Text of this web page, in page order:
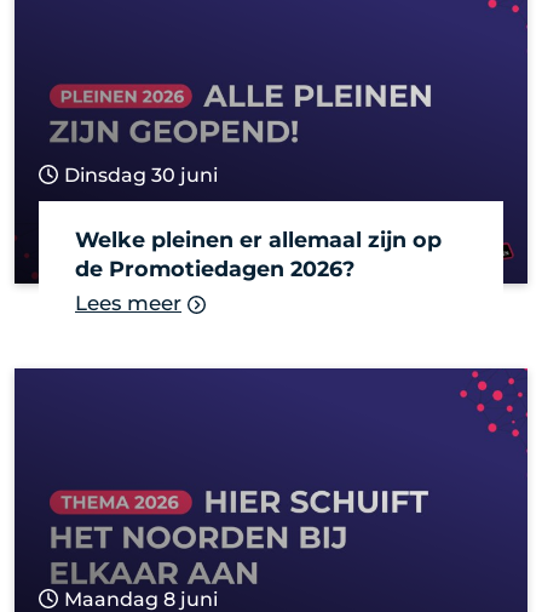
Dinsdag 30 juni
Welke pleinen er allemaal zijn op
de Promotiedagen 2026?
Lees meer
Maandag 8 juni